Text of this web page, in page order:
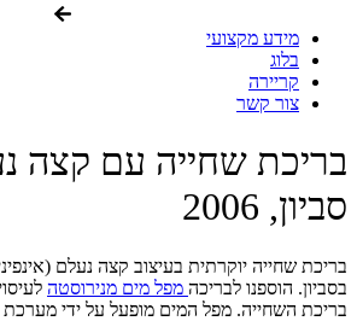
מידע מקצועי
בלוג
קריירה
צור קשר
בריכת שחייה עם קצה
סביון, 2006
בסביון. הוספנו לבריכה מפל מים מנירוסטה
בריכת השחייה. מפל המים מופעל על ידי